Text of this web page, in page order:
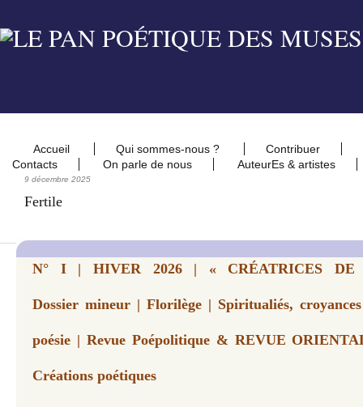
Accueil Qui sommes-nous ?
Contribuer
Contacts
On parle de nous AuteurEs & artistes
9 décembre 2025
Fertile
N° I | HIVER 2026 | « CRÉATRICES DE
Dossier mineur | Florilège | Spiritualiés,
poésie | Revue Poépolitique & REVUE
Créations poétiques